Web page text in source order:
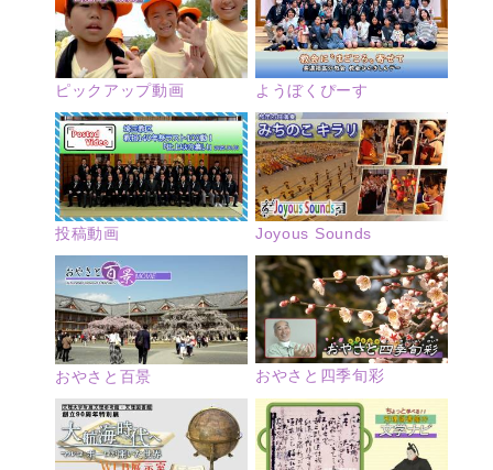
ピックアップ動画 ようぼくぴーす
投稿動画 Joyous Sounds
おやさと百景 おやさと四季旬彩